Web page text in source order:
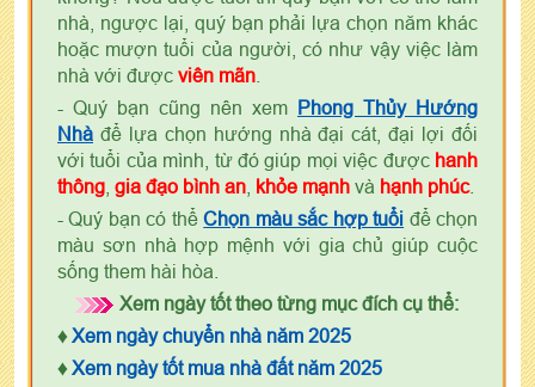
nhà, ngược lại, quý bạn phải lựa chọn năm khác
hoặc mượn tuổi của người, có như vậy việc làm
nhà với được viên mãn
- Quý bạn cũng nên xem Phong Thủy Hướng
Nhà để lựa chọn hướng nhà đại cát, đại lợi đối
với tuổi của mình, từ đó giúp mọi việc được hanh
thông gia đạo bình an khỏe mạnh và hạnh phúc.
- Quý bạn có thểChọn màu sắc hợp tuổi để chọn
màu sơn nhà hợp mệnh với gia chủ giúp cuộc
sống them hài hòa.
Xem ngày tốt theo từng mục đích cụ thể:
♦ Xem ngày chuyển nhà năm 2025
♦ Xem ngày tốt mua nhà đất năm 2025